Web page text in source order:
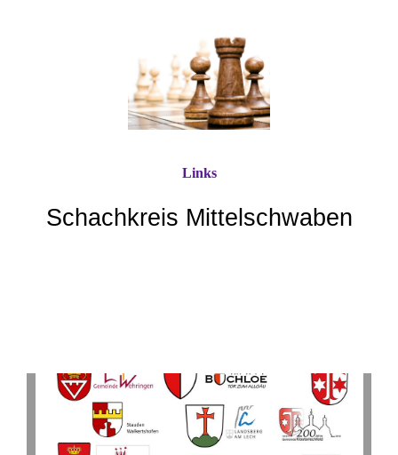
Schachkreis Mittelschwaben
Links